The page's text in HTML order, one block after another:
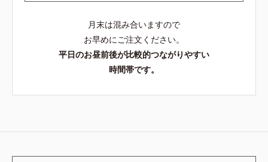
月末は混み合いますので
お早めにご注文ください。
平日のお昼前後が比較的つながりやすい
時間帯です。